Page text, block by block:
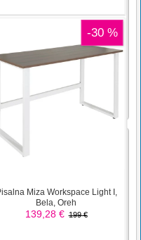
Krišni. Vsi poznamo čudeže
iz otroštva. To je sezona
podrejmo dahi handi ob tej
Jump je zelo ljubka
ki prinaša srčkane grafike
učinke. .Vodite malega
nadaljevanje ustvarjalcev
tone smešnih citatov, dve
in posodobljeno